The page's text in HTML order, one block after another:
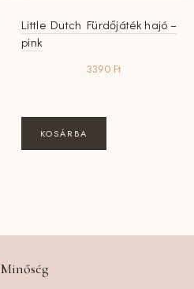
Little Dutch Fürdőjáték hajó –
pink
3390 Ft
KOSÁRBA
Minőség